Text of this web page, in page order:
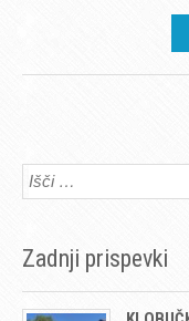
Zadnji prispevki